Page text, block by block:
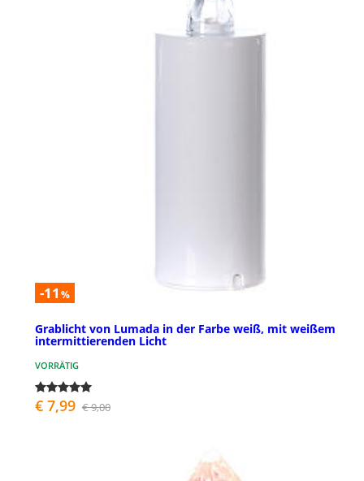
-11 %
Grablicht von Lumada in der Farbe weiß, mit weißem
intermittierenden Licht
VORRÄTIG
€ 7,99 € 9,00